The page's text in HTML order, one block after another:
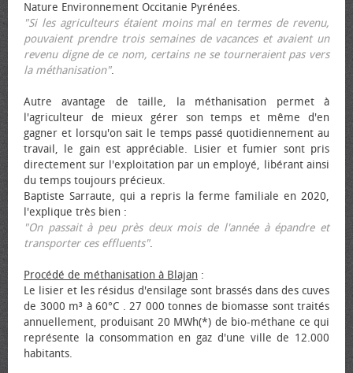
Nature Environnement Occitanie Pyrénées.
"Si les agriculteurs étaient moins mal en termes de revenu,
pouvaient prendre trois semaines de vacances et avaient un
revenu digne de ce nom, certains ne se tourneraient pas vers
la méthanisation".
Autre avantage de taille, la méthanisation permet à
l'agriculteur de mieux gérer son temps et même d'en
gagner et lorsqu'on sait le temps passé quotidiennement au
travail, le gain est appréciable. Lisier et fumier sont pris
directement sur l'exploitation par un employé, libérant ainsi
du temps toujours précieux.
Baptiste Sarraute, qui a repris la ferme familiale en 2020,
l'explique très bien :
"On passait à peu près deux mois de l'année à épandre et
transporter ces effluents".
Procédé de méthanisation à Blajan :
Le lisier et les résidus d'ensilage sont brassés dans des cuves
de 3000 m³ à 60°C . 27 000 tonnes de biomasse sont traités
annuellement, produisant 20 MWh(*) de bio-méthane ce qui
représente la consommation en gaz d'une ville de 12.000
habitants.